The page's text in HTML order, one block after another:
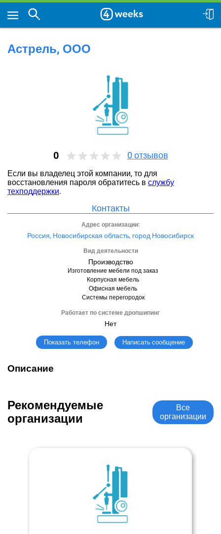
Астрель, ООО
0 0 отзывов
Если вы владелец этой компании, то для
восстановления пароля обратитесь в службу
техподдержки.
Контакты
Адрес организации:
Россия, Новосибирская область, город Новосибирск
Вид деятельности
Производство
Изготовление мебели под заказ
Корпусная мебель
Офисная мебель
Системы перегородок
Работает по системе дропшипинг
Нет
Показать телефон Написать сообщение
Описание
Рекомендуемые
организации
Все
организации